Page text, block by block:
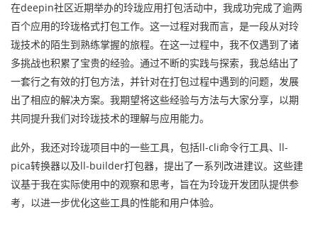
在deepin社区近期举办的玲珑应用打包活动中，我成功完成了逾两
百个应用的玲珑格式打包工作。这一过程对我而言，是一段从对玲
珑技术的陌生到熟练掌握的旅程。在这一过程中，我不仅遇到了诸
多挑战也积累了宝贵的经验。通过不断的实践与探索，我总结出了
一套行之有效的打包方法，并针对在打包过程中遇到的问题，发展
出了相应的解决方案。我期望将这些经验与方法与大家分享，以期
共同提升我们对玲珑技术的理解与应用能力。
此外，我还对玲珑项目中的一些工具，包括ll-cli命令行工具、ll-
pica转换器以及ll-builder打包器，提出了一系列改进建议。这些建
议基于我在实际使用中的观察和思考，旨在为玲珑开发团队提供参
考，以进一步优化这些工具的性能和用户体验。